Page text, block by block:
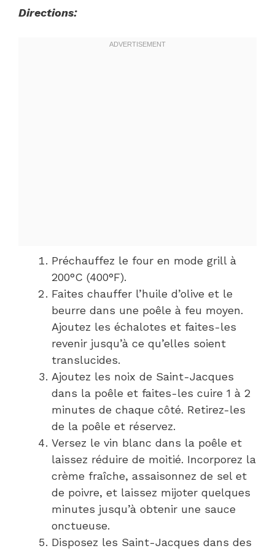
Directions:
Préchauffez le four en mode grill à
200°C (400°F).
Faites chauffer l’huile d’olive et le
beurre dans une poêle à feu moyen.
Ajoutez les échalotes et faites-les
revenir jusqu’à ce qu’elles soient
translucides.
Ajoutez les noix de Saint-Jacques
dans la poêle et faites-les cuire 1 à 2
minutes de chaque côté. Retirez-les
de la poêle et réservez.
Versez le vin blanc dans la poêle et
laissez réduire de moitié. Incorporez la
crème fraîche, assaisonnez de sel et
de poivre, et laissez mijoter quelques
minutes jusqu’à obtenir une sauce
onctueuse.
Disposez les Saint-Jacques dans des